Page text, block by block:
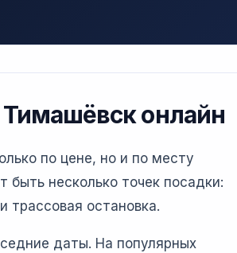
онлайн
по цене, но и по месту
несколько точек посадки:
трассовая остановка.
даты. На популярных